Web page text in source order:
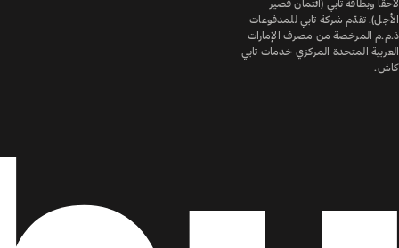
لاحقًا وبطاقة تابي (ائتمان قصير
الأجل). تقدّم شركة تابي للمدفوعات
ذ.م.م المرخصة من مصرف الإمارات
العربية المتحدة المركزي خدمات تابي
كاش.